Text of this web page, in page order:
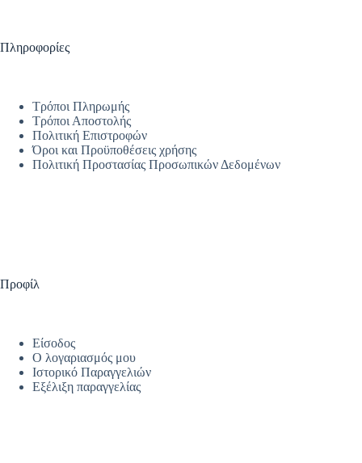
Πληροφορίες
Τρόποι Πληρωμής
Τρόποι Αποστολής
Πολιτική Επιστροφών
Όροι και Προϋποθέσεις χρήσης
Πολιτική Προστασίας Προσωπικών Δεδομένων
Προφίλ
Είσοδος
Ο λογαριασμός μου
Ιστορικό Παραγγελιών
Εξέλιξη παραγγελίας